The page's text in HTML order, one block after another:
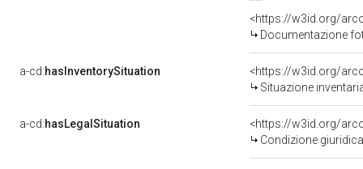
Documentazione
a-cd:hasInventorySituation
<https://w3id.org/
Situazione
a-cd:hasLegalSituation
<https://w3id.org/
Condizione